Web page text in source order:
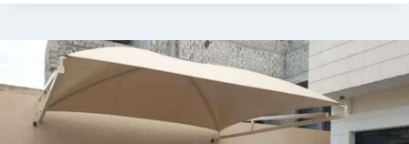
شينكو
|
0509635009
–
مظلات
خشبية